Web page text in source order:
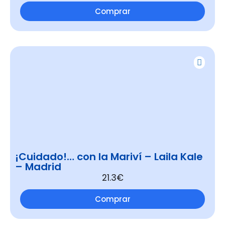
Comprar
¡Cuidado!… con la Mariví – Laila Kale
– Madrid
21.3€
Comprar